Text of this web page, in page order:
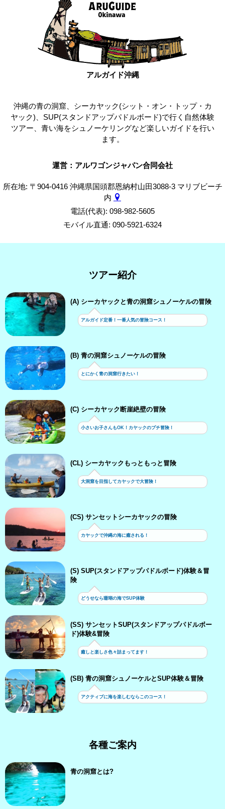
アルガイド沖縄
沖縄の青の洞窟、シーカヤック(シット・オン・トップ・カ
ヤック)、SUP(スタンドアップパドルボード)で行く自然体験
ツアー、青い海をシュノーケリングなど楽しいガイドを行い
ます。
運営：アルワゴンジャパン合同会社
所在地: 〒904-0416 沖縄県国頭郡恩納村山田3088-3 マリブビーチ
内
電話(代表): 098-982-5605
モバイル直通: 090-5921-6324
ツアー紹介
(A) シーカヤックと青の洞窟シュノーケルの冒険
アルガイド定番！一番人気の冒険コース！
(B) 青の洞窟シュノーケルの冒険
とにかく青の洞窟行きたい！
(C) シーカヤック断崖絶壁の冒険
小さいお子さんもOK！カヤックのプチ冒険！
(CL) シーカヤックもっともっと冒険
大洞窟を目指してカヤックで大冒険！
(CS) サンセットシーカヤックの冒険
カヤックで沖縄の海に癒される！
(S) SUP(スタンドアップパドルボード)体験＆冒
険
どうせなら珊瑚の海でSUP体験
(SS) サンセットSUP(スタンドアップパドルボー
ド)体験&冒険
癒しと楽しさ色々詰まってます！
(SB) 青の洞窟シュノーケルとSUP体験＆冒険
アクティブに海を楽しむならこのコース！
各種ご案内
青の洞窟とは?